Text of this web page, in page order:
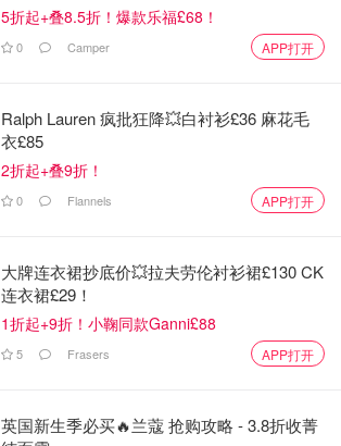
5折起+叠8.5折！爆款乐福£68！
0 Camper APP打开
Ralph Lauren 疯批狂降💥白衬衫£36 麻花毛
衣£85
2折起+叠9折！
0 Flannels APP打开
大牌连衣裙抄底价💥拉夫劳伦衬衫裙£130 CK
连衣裙£29！
1折起+9折！小鞠同款Ganni£88
5 Frasers APP打开
英国新生季必买🔥兰蔻 抢购攻略 - 3.8折收菁